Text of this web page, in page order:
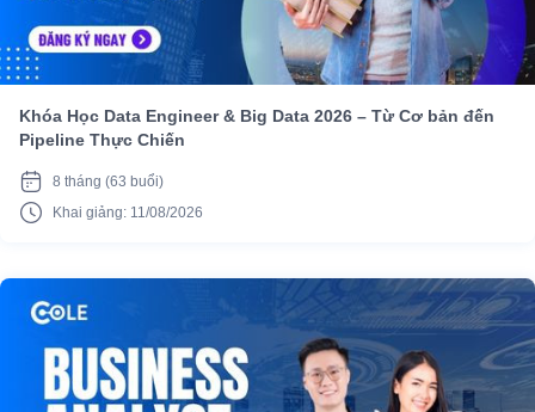
Khóa Học Data Engineer & Big Data 2026 – Từ Cơ bản đến
Pipeline Thực Chiến
8 tháng (63 buổi)
Khai giảng: 11/08/2026